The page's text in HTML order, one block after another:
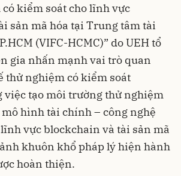
kiểm soát cho lĩnh vực
sản mã hóa tại Trung tâm tài
(VIFC-HCMC)” do UEH tổ
gia nhấn mạnh vai trò quan
thử nghiệm có kiểm soát
việc tạo môi trường thử nghiệm
mô hình tài chính – công nghệ
vực blockchain và tài sản mã
khuôn khổ pháp lý hiện hành
hoàn thiện.